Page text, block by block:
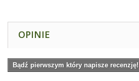
OPINIE
Bądź pierwszym który napisze recenzję!